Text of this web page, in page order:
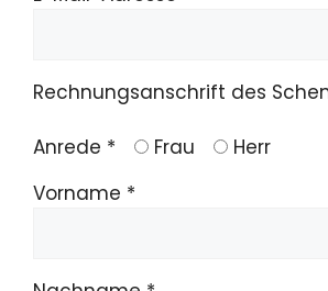
Rechnungsanschrift des
Anrede * Frau
Herr
Vorname *